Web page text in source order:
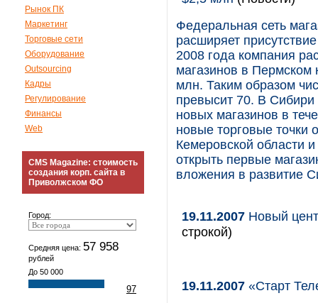
Рынок ПК
Маркетинг
Торговые сети
Оборудование
Outsourcing
Кадры
Регулирование
Финансы
Web
CMS Magazine: стоимость
создания корп. сайта в
Приволжском ФО
Город:
Средняя цена: 57 958
рублей
До 50 000
97
Федеральная сеть
расширяет
2008 года компания
магазинов в Пермском
млн. Таким образом
превысит 70. В Сибири
новых магазинов в
новые торговые точки
Кемеровской области
открыть первые
вложения в развитие
19.11.2007 Новый
строкой)
19.11.2007 «Старт